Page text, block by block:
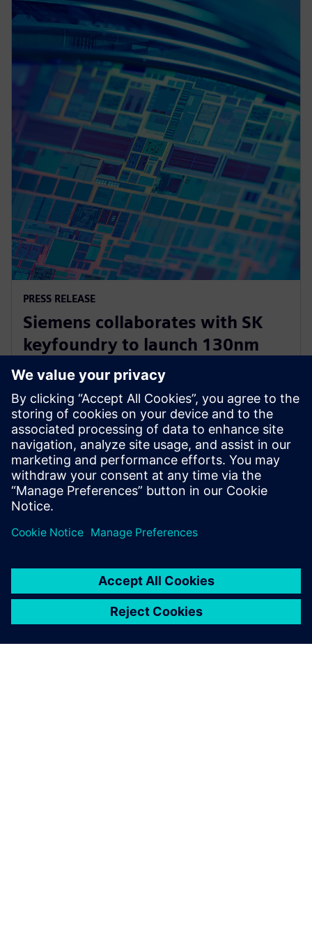
PRESS RELEASE
Siemens collaborates with SK
keyfoundry to launch 130nm
automotive power
semiconductor Calibre PERC PDK
2025年7月15日